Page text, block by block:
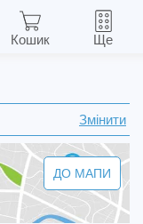
Змінити
ДО МАПИ
Кошик Ще